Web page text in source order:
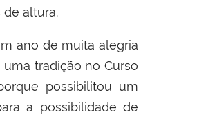
altura.
ano de muita alegria
tradição no Curso
possibilitou um
a possibilidade de